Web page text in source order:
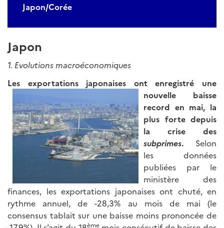
Japon/Corée
Japon
1. Evolutions macroéconomiques
Les exportations japonaises ont enregistré une
nouvelle baisse
record en mai, la
plus forte depuis
la crise des
subprimes. Selon
les données
publiées par le
ministère des
finances, les exportations japonaises ont chuté, en
rythme annuel, de -28,3% au mois de mai (le
consensus tablait sur une baisse moins prononcée de
ème